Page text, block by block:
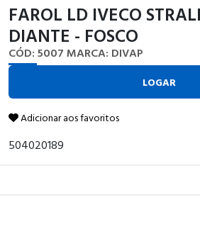
FAROL LD IVECO
DIANTE - FOSCO
CÓD: 5007 MARCA: DIVAP
LOGAR
Adicionar aos favoritos
504020189